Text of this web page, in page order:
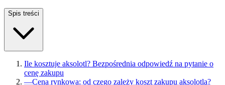
Spis treści
Ile kosztuje aksolotl? Bezpośrednia odpowiedź na pytanie o
cenę zakupu
—Cena rynkowa: od czego zależy koszt zakupu aksolotla?